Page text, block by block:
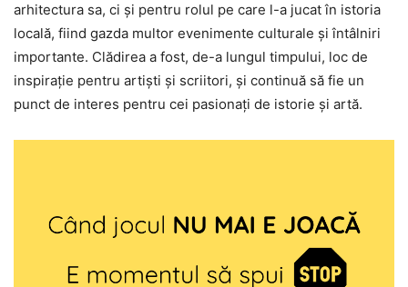
arhitectura sa, ci și pentru rolul pe care l-a jucat în istoria
locală, fiind gazda multor evenimente culturale și întâlniri
importante. Clădirea a fost, de-a lungul timpului, loc de
inspirație pentru artiști și scriitori, și continuă să fie un
punct de interes pentru cei pasionați de istorie și artă.